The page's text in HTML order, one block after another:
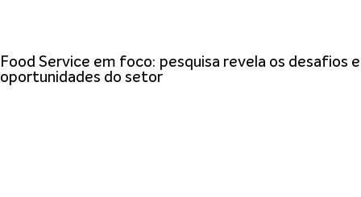
Food Service em foco: pesquisa revela os desafios e
oportunidades do setor